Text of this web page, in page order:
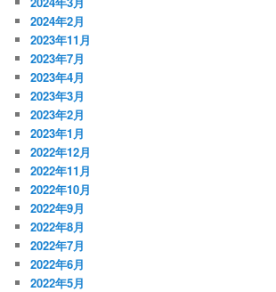
2024年2月
2023年11月
2023年7月
2023年4月
2023年3月
2023年2月
2023年1月
2022年12月
2022年11月
2022年10月
2022年9月
2022年8月
2022年7月
2022年6月
2022年5月